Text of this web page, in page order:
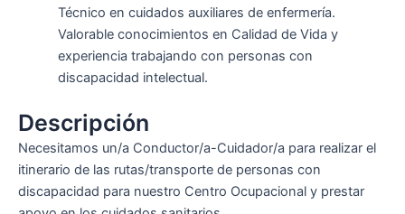
Técnico en cuidados auxiliares de enfermería.
Valorable conocimientos en Calidad de Vida y
experiencia trabajando con personas con
discapacidad intelectual.
Descripción
Necesitamos un/a Conductor/a-Cuidador/a para realizar el
itinerario de las rutas/transporte de personas con
discapacidad para nuestro Centro Ocupacional y prestar